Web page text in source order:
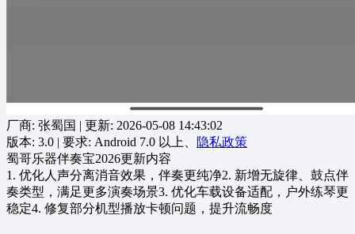
厂商: 张蜀国 | 更新: 2026-05-08 14:43:02
版本: 3.0 | 要求: Android 7.0 以上、
隐私政策
蜀哥乐器伴奏宝2026更新内容
1. 优化人声分离消音效果，伴奏更纯净2. 新增无旋律、鼓点伴
奏类型，满足更多演奏场景3. 优化车载设备适配，户外练琴更
稳定4. 修复部分机型播放卡顿问题，提升流畅度